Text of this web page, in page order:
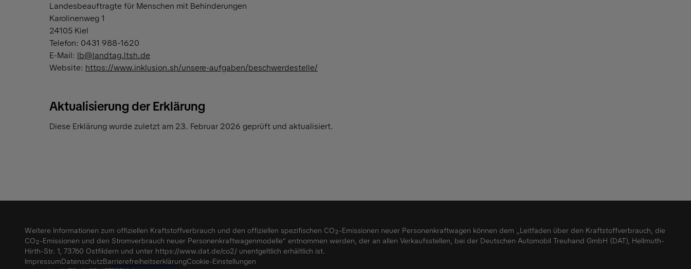
Landesbeauftragte für Menschen mit Behinderungen
Karolinenweg 1
24105 Kiel
Telefon: 0431 988-1620
E-Mail: lb@landtag.ltsh.de
Website: https://www.inklusion.sh/unsere-aufgaben/beschwerdestelle/
Aktualisierung der Erklärung
Diese Erklärung wurde zuletzt am 23. Februar 2026 geprüft und aktualisiert.
ImpressumDatenschutzBarrierefreiheitserklärungCookie-Einstellungen
Weitere Informationen zum offiziellen Kraftstoffverbrauch und den offiziellen spezifischen CO₂-Emissionen neuer Personenkraftwagen können dem „Leitfaden über den Kraftstoffverbrauch, die
CO₂-Emissionen und den Stromverbrauch neuer Personenkraftwagenmodelle“ entnommen werden, der an allen Verkaufsstellen, bei der Deutschen Automobil Treuhand GmbH (DAT), Hellmuth-
Hirth-Str. 1, 73760 Ostfildern und unter https://www.dat.de/co2/ unentgeltlich erhältlich ist.